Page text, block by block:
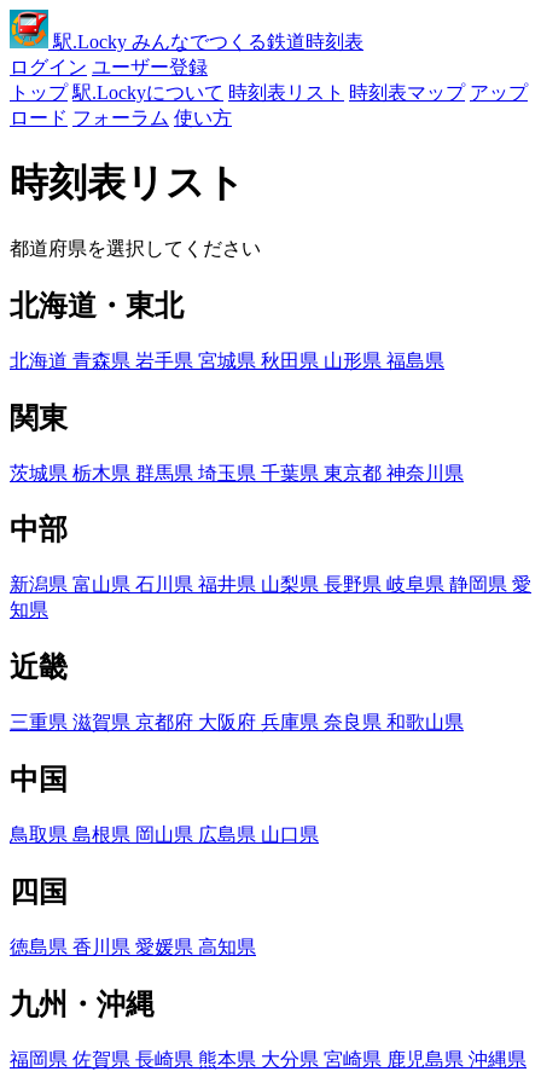
駅.Locky みんなでつくる鉄道時刻表
ログイン ユーザー登録
トップ 駅.Lockyについて 時刻表リスト 時刻表マップ アップ
ロード フォーラム 使い方
時刻表リスト
都道府県を選択してください
北海道・東北
北海道 青森県 岩手県 宮城県 秋田県 山形県 福島県
関東
茨城県 栃木県 群馬県 埼玉県 千葉県 東京都 神奈川県
中部
新潟県 富山県 石川県 福井県 山梨県 長野県 岐阜県 静岡県 愛
知県
近畿
三重県 滋賀県 京都府 大阪府 兵庫県 奈良県 和歌山県
中国
鳥取県 島根県 岡山県 広島県 山口県
四国
徳島県 香川県 愛媛県 高知県
九州・沖縄
福岡県 佐賀県 長崎県 熊本県 大分県 宮崎県 鹿児島県 沖縄県